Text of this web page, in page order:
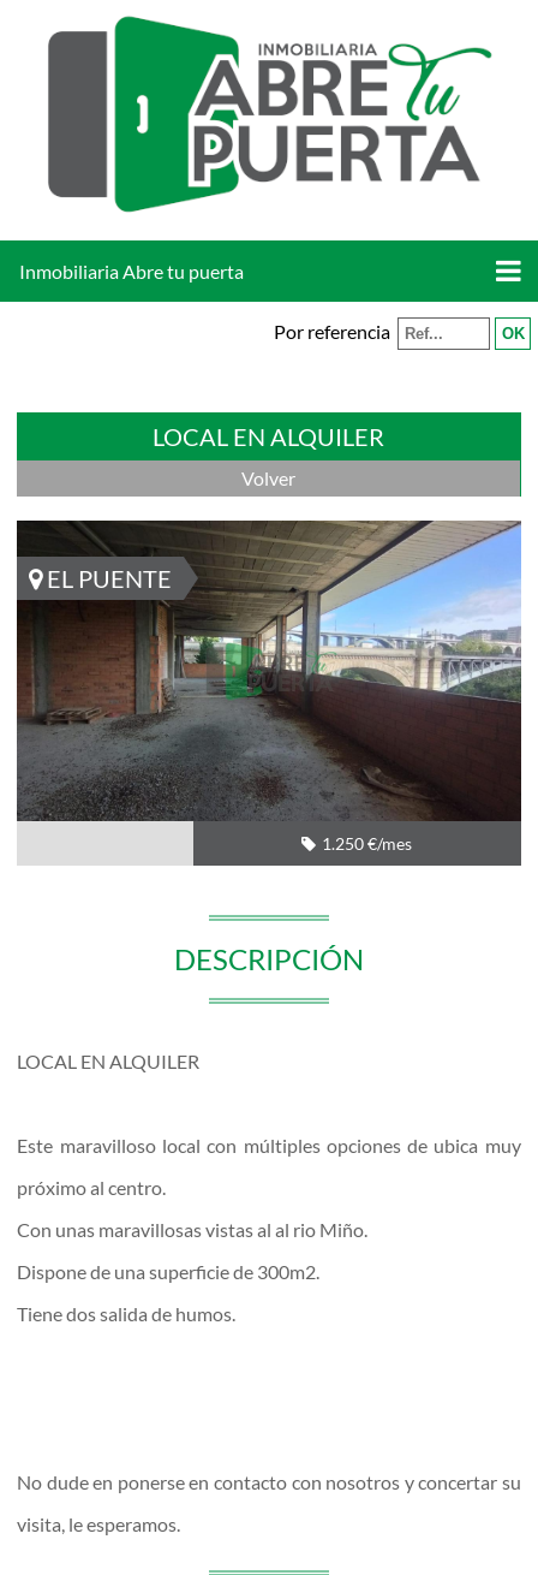
Inmobiliaria Abre tu puerta
Por referencia
LOCAL EN ALQUILER
Volver
EL PUENTE
1.250 €/mes
DESCRIPCIÓN
LOCAL EN ALQUILER
Este maravilloso local con múltiples opciones de ubica muy
próximo al centro.
Con unas maravillosas vistas al al rio Miño.
Dispone de una superficie de 300m2.
Tiene dos salida de humos.
No dude en ponerse en contacto con nosotros y concertar su
visita, le esperamos.